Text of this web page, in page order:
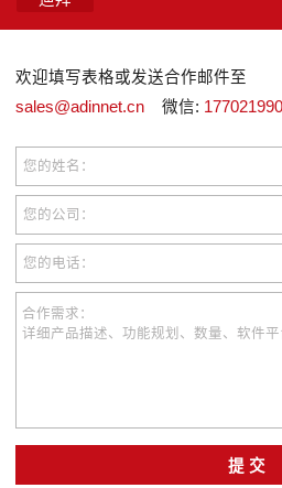
欢迎填写表格或发送合作邮件至
sales@adinnet.cn 微信:
您的姓名：
您的公司：
您的电话：
合作需求：
详细产品描述、功能规划、数量、软件平
提 交